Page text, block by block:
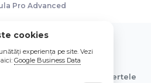
Pro Advanced
Online Store SRL
in lei si includ tva. Ofertele
cookies
experiența pe site. Vezi
Google Business Data